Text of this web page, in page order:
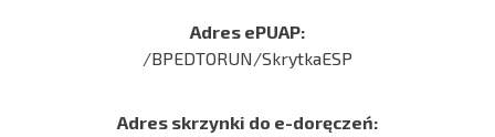
Adres ePUAP:
/BPEDTORUN/SkrytkaESP
Adres skrzynki do e-doręczeń: